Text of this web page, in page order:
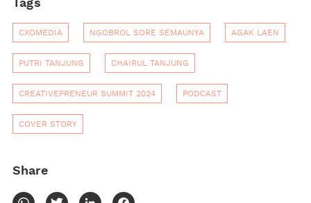
Tags
CXOMEDIA NGOBROL SORE SEMAUNYA AGAK LAEN
PUTRI TANJUNG CHAIRUL TANJUNG
CREATIVEPRENEUR SUMMIT 2024 PODCAST
COVER STORY
Share